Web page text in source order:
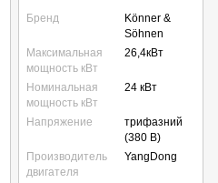
Бренд
Könner &
Söhnen
Максимальная
мощность кВт
26,4кВт
Номинальная
мощность кВт
24 кВт
Напряжение
трифазний
(380 В)
Производитель
двигателя
YangDong